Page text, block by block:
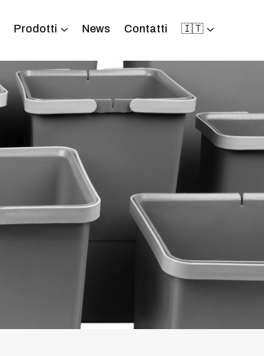
Prodotti News Contatti 🇮🇹